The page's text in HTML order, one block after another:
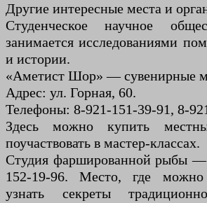
Другие интересные места и
Студенческое научное
занимается исследованиями
и истории.
«Аметист Шор» — сувенирные
Адрес: ул. Горная, 60.
Телефоны: 8-921-151-39-91, 8-
Здесь можно купить
поучаствовать в мастер-классах.
Студия фаршированной рыбы
152-19-96. Место, где можно
узнать секреты